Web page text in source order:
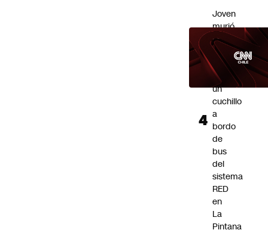
Joven
murió
tras
ser
atacado
con
un
cuchillo
a
bordo
de
bus
del
sistema
RED
en
La
Pintana